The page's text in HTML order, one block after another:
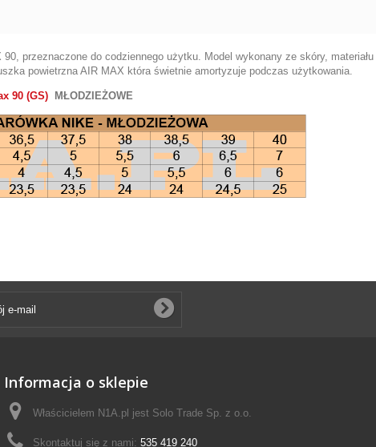
przeznaczone do codziennego użytku. Model wykonany ze skóry,
powietrzna AIR MAX która świetnie amortyzuje podczas użytkowania.
90 (GS) MŁODZIEŻOWE
Informacja o sklepie
Właścicielem N1A.pl jest Solo Trade Sp. z o.o.
Skontaktuj się z nami: 535 419 240